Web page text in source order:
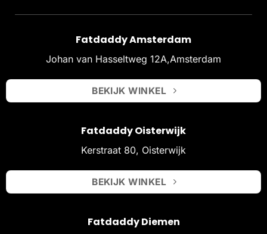
Fatdaddy Amsterdam
Johan van Hasseltweg 12A,Amsterdam
BEKIJK WINKEL
Fatdaddy Oisterwijk
Kerstraat 80, Oisterwijk
BEKIJK WINKEL
Fatdaddy Diemen